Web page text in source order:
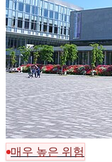
매우 높은 위험